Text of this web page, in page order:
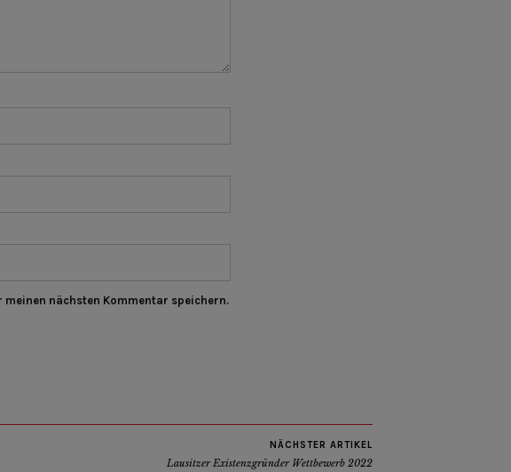
meinen nächsten Kommentar speichern.
NÄCHSTER ARTIKEL
Lausitzer Existenzgründer Wettbewerb 2022